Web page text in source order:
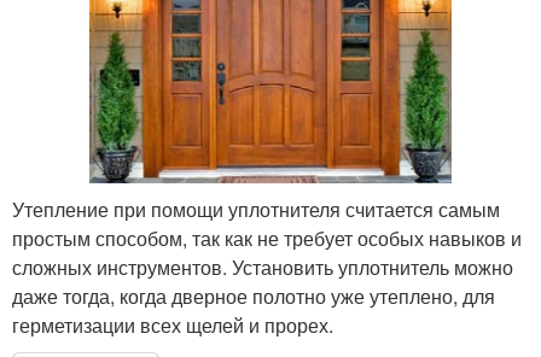
Утепление при помощи уплотнителя считается самым
простым способом, так как не требует особых навыков и
сложных инструментов. Установить уплотнитель можно
даже тогда, когда дверное полотно уже утеплено, для
герметизации всех щелей и прорех.